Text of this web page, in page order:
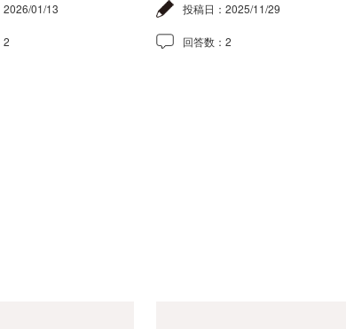
2026/01/13
2
投稿日： 2025/11/29
回答数： 2